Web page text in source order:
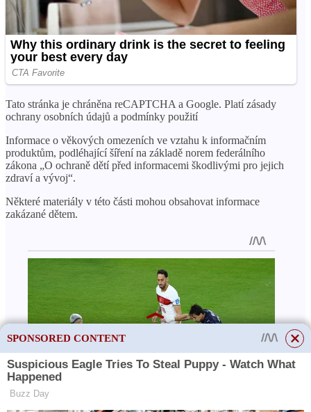
Tato stránka je chráněna reCAPTCHA a Google. Platí zásady
ochrany osobních údajů a podmínky použití
Informace o věkových omezeních ve vztahu k informačním
produktům, podléhající šíření na základě norem federálního
zákona „O ochraně dětí před informacemi škodlivými pro jejich
zdraví a vývoj“.
Některé materiály v této části mohou obsahovat informace
zakázané dětem.
SPONSORED CONTENT